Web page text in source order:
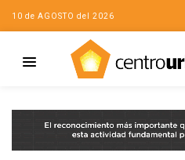
10 de AGOSTO del 2026